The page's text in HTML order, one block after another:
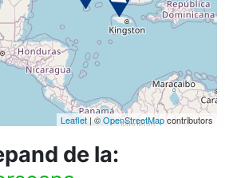
Leaflet | ©OpenStreetMapcontributors
de la: